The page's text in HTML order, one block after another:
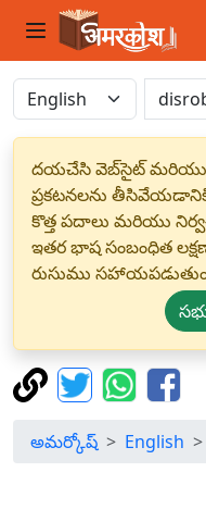
దయచేసి వెబ్‌సైట్
ప్రకటనలను
కొత్త పదాలు మరియు
ఇతర భాష సంబంధిత
రుసుము
అమర్కోష్ English